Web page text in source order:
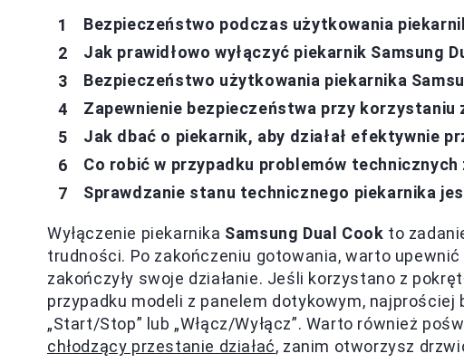
Bezpieczeństwo podczas użytkowania
Jak prawidłowo wyłączyć piekarnik Samsung
Bezpieczeństwo użytkowania piekarnika
Zapewnienie bezpieczeństwa przy korzystaniu
Jak dbać o piekarnik, aby działał efektywnie
Co robić w przypadku problemów technicznych
Sprawdzanie stanu technicznego piekarnika
Wyłączenie piekarnika Samsung Dual Cook to
trudności. Po zakończeniu gotowania, warto
zakończyły swoje działanie. Jeśli korzystano z
przypadku modeli z panelem dotykowym,
„Start/Stop” lub „Włącz/Wyłącz”. Warto również
chłodzący przestanie działać, zanim otworzysz